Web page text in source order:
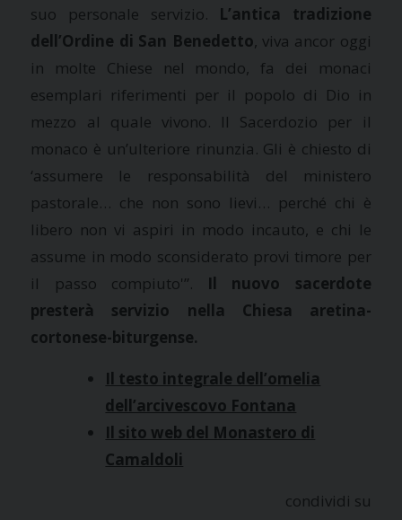
suo personale servizio. L’antica tradizione
dell’Ordine di San Benedetto, viva ancor oggi
in molte Chiese nel mondo, fa dei monaci
esemplari riferimenti per il popolo di Dio in
mezzo al quale vivono. Il Sacerdozio per il
monaco è un’ulteriore rinunzia. Gli è chiesto di
‘assumere le responsabilità del ministero
pastorale… che non sono lievi… perché chi è
libero non vi aspiri in modo incauto, e chi le
assume in modo sconsiderato provi timore per
il passo compiuto'”. Il nuovo sacerdote
presterà servizio nella Chiesa aretina-
cortonese-biturgense.
Il testo integrale dell’omelia
dell’arcivescovo Fontana
Il sito web del Monastero di
Camaldoli
condividi su